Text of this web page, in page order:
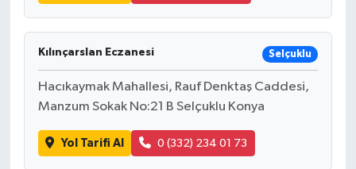
Kılınçarslan Eczanesi Selçuklu
Hacıkaymak Mahallesi, Rauf Denktaş Caddesi,
Manzum Sokak No:21 B Selçuklu Konya
Yol Tarifi Al 0 (332) 234 01 73